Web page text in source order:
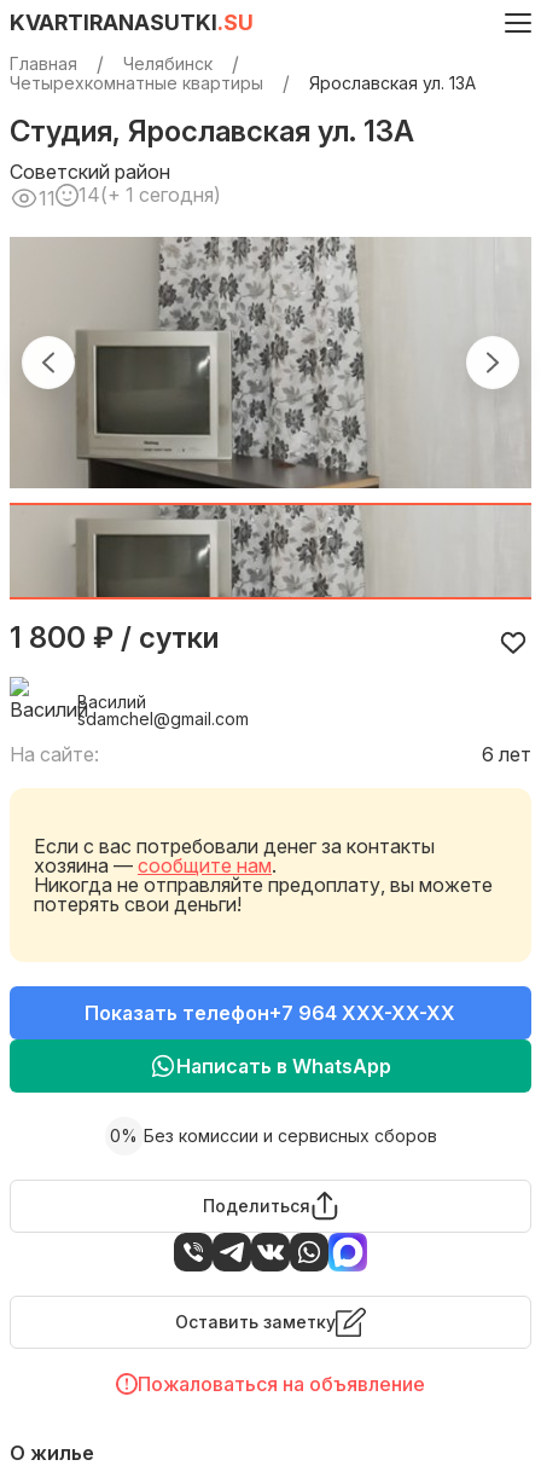
KVARTIRANASUTKI.SU
Главная
Челябинск
Четырехкомнатные квартиры
Ярославская ул. 13А
Студия, Ярославская ул. 13А
Советский район
11
14(+ 1 сегодня)
1 800 ₽ / сутки
Василий
sdamchel@gmail.com
На сайте: 6 лет
Если с вас потребовали денег за контакты
хозяина — сообщите нам.
Никогда не отправляйте предоплату, вы можете
потерять свои деньги!
Показать телефон+7 964 XXX-XX-XX
Написать в WhatsApp
0% Без комиссии и сервисных сборов
Поделиться
Оставить заметку
Пожаловаться на объявление
О жилье